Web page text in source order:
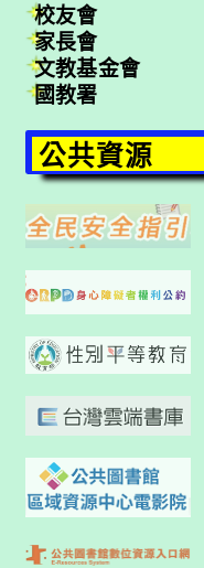
校友會
家長會
文教基金會
國教署
公共資源